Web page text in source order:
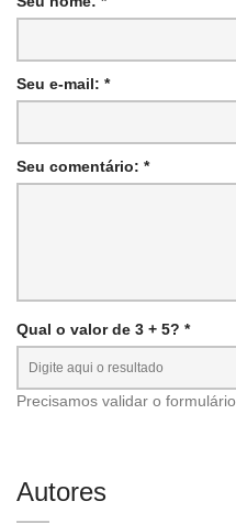
Seu e-mail: *
Seu comentário: *
Qual o valor de 3 + 5? *
Precisamos validar o formulário.
Autores